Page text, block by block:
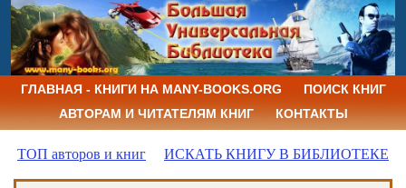
ГЛАВНАЯ - КНИГИ НА MANY-BOOKS.ORG
ПОИСК КНИГ
АВТОРАМ И ЧИТАТЕЛЯМ КНИГ
КОНТАКТЫ
ТОП авторов и книг ИСКАТЬ КНИГУ В БИБЛИОТЕКЕ